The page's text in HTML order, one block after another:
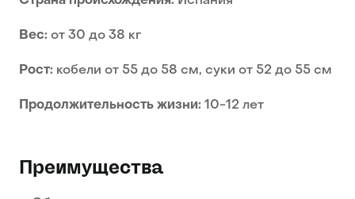
Вес: от 30 до 38 кг
Рост: кобели от 55 до 58 см, суки от 52 до 55 см
Продолжительность жизни: 10-12 лет
Преимущества